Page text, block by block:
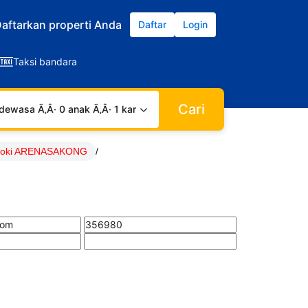
properti Anda Daftar Login
Taksi bandara
Ã‚Â· 0 anak Ã‚Â· 1 kamar Cari
ARENASAKONG /